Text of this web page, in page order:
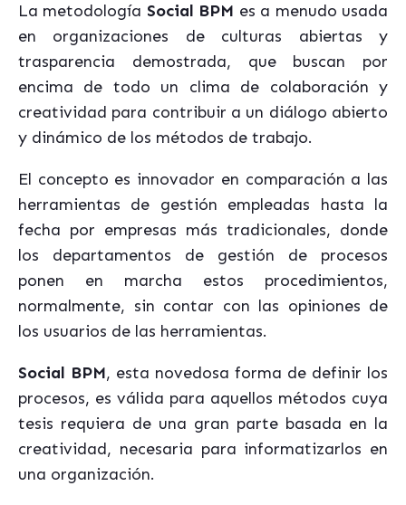
La metodología Social BPM es a menudo usada
en organizaciones de culturas abiertas y
trasparencia demostrada, que buscan por
encima de todo un clima de colaboración y
creatividad para contribuir a un diálogo abierto
y dinámico de los métodos de trabajo.
El concepto es innovador en comparación a las
herramientas de gestión empleadas hasta la
fecha por empresas más tradicionales, donde
los departamentos de gestión de procesos
ponen en marcha estos procedimientos,
normalmente, sin contar con las opiniones de
los usuarios de las herramientas.
Social BPM, esta novedosa forma de definir los
procesos, es válida para aquellos métodos cuya
tesis requiera de una gran parte basada en la
creatividad, necesaria para informatizarlos en
una organización.